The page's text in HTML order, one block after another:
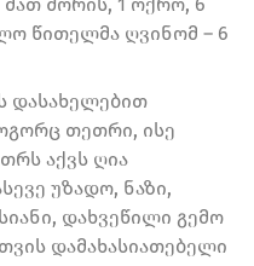
წითელმა ღვინომ – 6
დასახელებით
თეთრი, ისე
აქვს ღია
უზადო, ნაზი,
დახვეწილი გემო
დამახასიათებელი